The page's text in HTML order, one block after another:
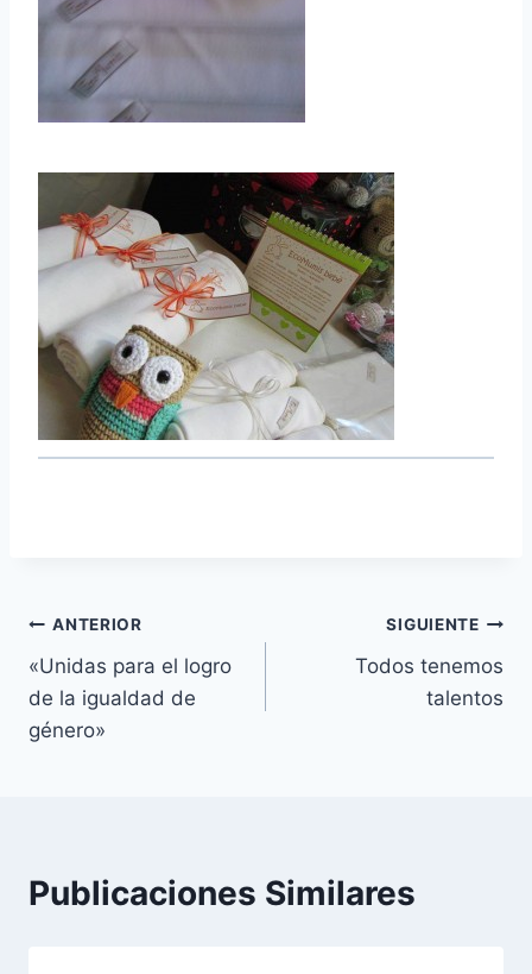
Navegación
de
entradas
ANTERIOR
«Unidas para el logro
de la igualdad de
género»
SIGUIENTE
Todos tenemos
talentos
Publicaciones Similares